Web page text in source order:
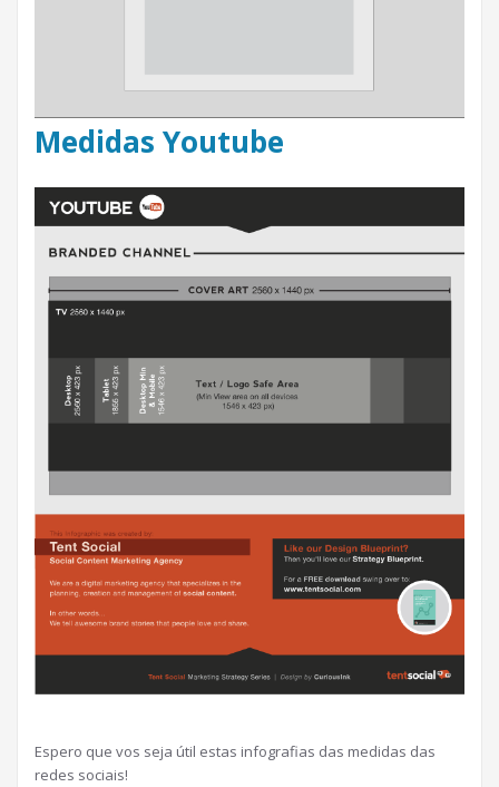
Medidas Youtube
Espero que vos seja útil estas infografias das medidas das
redes sociais!